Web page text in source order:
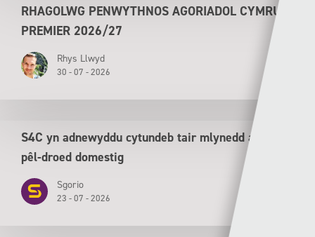
RHAGOLWG PENWYTHNOS AGORIADOL CYMRU
PREMIER 2026/27
Rhys Llwyd
30 - 07 - 2026
S4C yn adnewyddu cytundeb tair mlynedd ar gyfer
pêl-droed domestig
Sgorio
23 - 07 - 2026